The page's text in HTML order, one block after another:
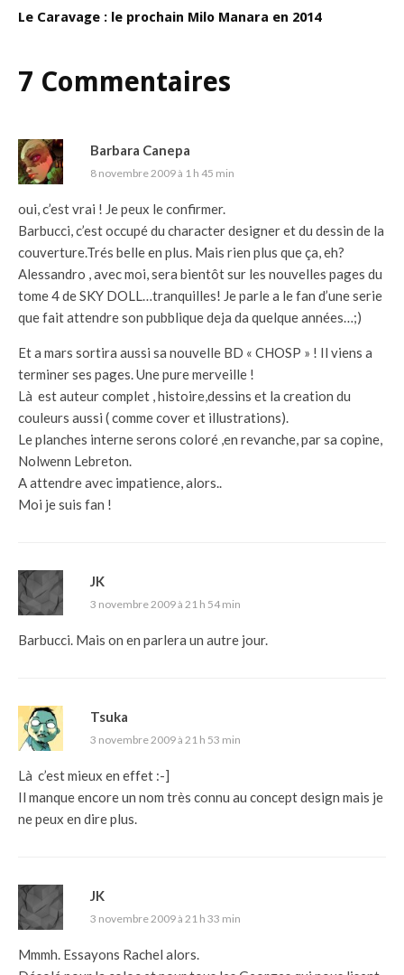
Le Caravage : le prochain Milo Manara en 2014
7 Commentaires
Barbara Canepa
8 novembre 2009 à 1 h 45 min
oui, c’est vrai ! Je peux le confirmer.
Barbucci, c’est occupé du character designer et du dessin de la
couverture.Trés belle en plus. Mais rien plus que ça, eh?
Alessandro , avec moi, sera bientôt sur les nouvelles pages du
tome 4 de SKY DOLL…tranquilles! Je parle a le fan d’une serie
que fait attendre son pubblique deja da quelque années…;)
Et a mars sortira aussi sa nouvelle BD « CHOSP » ! Il viens a
terminer ses pages. Une pure merveille !
Là est auteur complet , histoire,dessins et la creation du
couleurs aussi ( comme cover et illustrations).
Le planches interne serons coloré ,en revanche, par sa copine,
Nolwenn Lebreton.
A attendre avec impatience, alors..
Moi je suis fan !
JK
3 novembre 2009 à 21 h 54 min
Barbucci. Mais on en parlera un autre jour.
Tsuka
3 novembre 2009 à 21 h 53 min
Là c’est mieux en effet :-]
Il manque encore un nom très connu au concept design mais je
ne peux en dire plus.
JK
3 novembre 2009 à 21 h 33 min
Mmmh. Essayons Rachel alors.